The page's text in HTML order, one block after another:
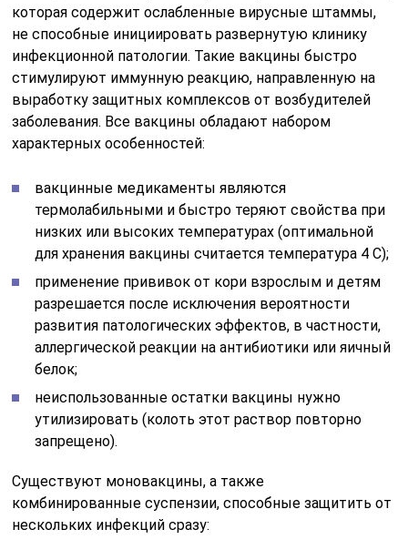
которая содержит ослабленные вирусные штаммы,
не способные инициировать развернутую клинику
инфекционной патологии. Такие вакцины быстро
стимулируют иммунную реакцию, направленную на
выработку защитных комплексов от возбудителей
заболевания. Все вакцины обладают набором
характерных особенностей:
вакцинные медикаменты являются
термолабильными и быстро теряют свойства при
низких или высоких температурах (оптимальной
для хранения вакцины считается температура 4 С);
применение прививок от кори взрослым и детям
разрешается после исключения вероятности
развития патологических эффектов, в частности,
аллергической реакции на антибиотики или яичный
белок;
неиспользованные остатки вакцины нужно
утилизировать (колоть этот раствор повторно
запрещено).
Существуют моновакцины, а также
комбинированные суспензии, способные защитить от
нескольких инфекций сразу: